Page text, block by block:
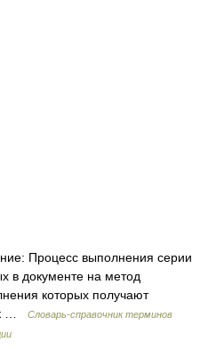
Процесс выполнения серии
в документе на метод
которых получают
…
Словарь-справочник терминов